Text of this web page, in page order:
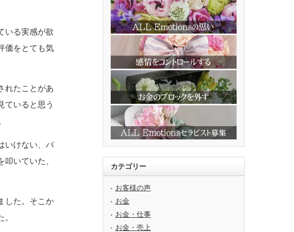
いる実感が欲
価をとても気
れたことがあ
ていると思う
いけない、バ
いていた、
した。そこか
カテゴリー
お客様の声
お金
お金・仕事
お金・売上